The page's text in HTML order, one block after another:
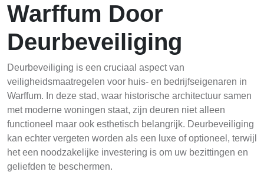
Warffum Door
Deurbeveiliging
Deurbeveiliging is een cruciaal aspect van
veiligheidsmaatregelen voor huis- en bedrijfseigenaren in
Warffum. In deze stad, waar historische architectuur samen
met moderne woningen staat, zijn deuren niet alleen
functioneel maar ook esthetisch belangrijk. Deurbeveiliging
kan echter vergeten worden als een luxe of optioneel, terwijl
het een noodzakelijke investering is om uw bezittingen en
geliefden te beschermen.